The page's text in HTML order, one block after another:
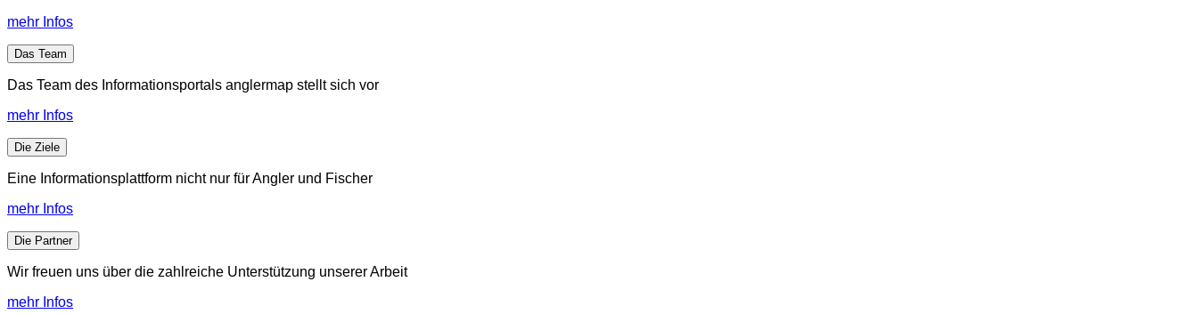
mehr Infos
Das Team
Das Team des Informationsportals anglermap stellt sich vor
mehr Infos
Die Ziele
Eine Informationsplattform nicht nur für Angler und Fischer
mehr Infos
Die Partner
Wir freuen uns über die zahlreiche Unterstützung unserer Arbeit
mehr Infos